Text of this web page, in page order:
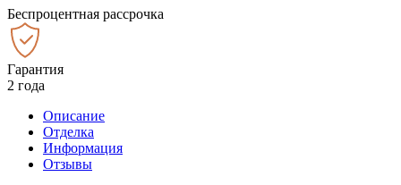
Беспроцентная рассрочка
Гарантия
2 года
Описание
Отделка
Информация
Отзывы